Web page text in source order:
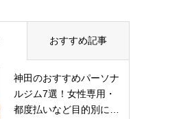
おすすめ記事
神田のおすすめパーソナ
ルジム7選！女性専用・
都度払いなど目的別に…